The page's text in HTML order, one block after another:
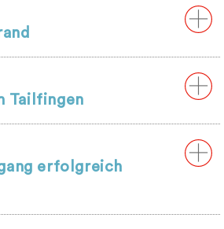
Tailfingen
erfolgreich